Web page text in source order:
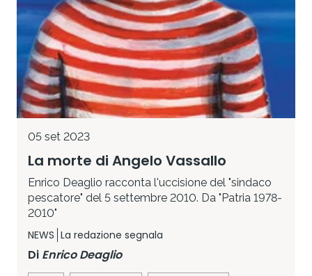
05 set 2023
La morte di Angelo Vassallo
Enrico Deaglio racconta l'uccisione del "sindaco
pescatore" del 5 settembre 2010. Da "Patria 1978-
2010"
NEWS La redazione segnala
Di Enrico Deaglio